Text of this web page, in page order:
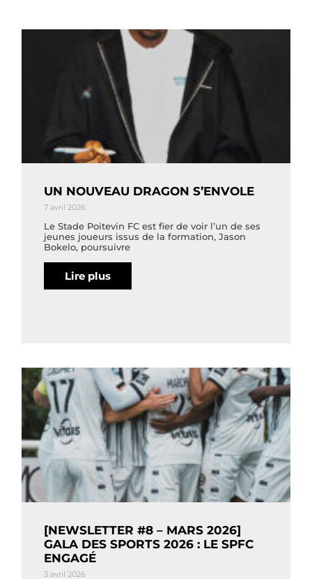
UN NOUVEAU DRAGON S’ENVOLE
7 avril 2026
Le Stade Poitevin FC est fier de voir l’un de ses
jeunes joueurs issus de la formation, Jason
Bokelo, poursuivre
Lire plus
[NEWSLETTER #8 – MARS 2026]
GALA DES SPORTS 2026 : LE SPFC
ENGAGÉ
3 avril 2026